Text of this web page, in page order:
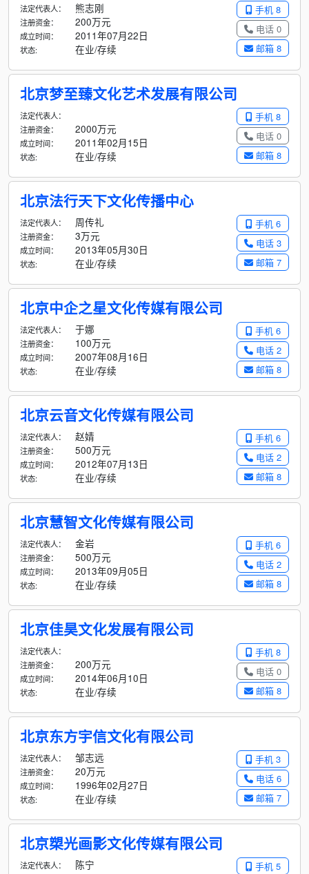
手机 8
电话 0
邮箱 8
法定代表人： 熊志刚
注册资金： 200万元
成立时间： 2011年07月22日
状态: 在业/存续
北京梦至臻文化艺术发展有限公司
手机 8
电话 0
邮箱 8
法定代表人：
注册资金：
2000万元
成立时间： 2011年02月15日
状态: 在业/存续
北京法行天下文化传播中心
手机 6
电话 3
邮箱 7
法定代表人： 周传礼
注册资金： 3万元
成立时间： 2013年05月30日
状态: 在业/存续
北京中企之星文化传媒有限公司
手机 6
电话 2
邮箱 8
法定代表人： 于娜
注册资金： 100万元
成立时间： 2007年08月16日
状态: 在业/存续
北京云音文化传媒有限公司
手机 6
电话 2
邮箱 8
法定代表人： 赵婧
注册资金： 500万元
成立时间： 2012年07月13日
状态: 在业/存续
北京慧智文化传媒有限公司
手机 6
电话 2
邮箱 8
法定代表人： 金岩
注册资金： 500万元
成立时间： 2013年09月05日
状态: 在业/存续
北京佳昊文化发展有限公司
手机 8
电话 0
邮箱 8
法定代表人：
注册资金：
200万元
成立时间： 2014年06月10日
状态: 在业/存续
北京东方宇信文化有限公司
手机 3
电话 6
邮箱 7
法定代表人： 邹志远
注册资金： 20万元
成立时间： 1996年02月27日
状态: 在业/存续
北京槊光画影文化传媒有限公司
手机 5
法定代表人： 陈宁